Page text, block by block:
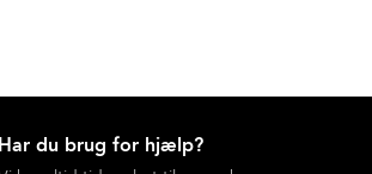
Har du brug for hjælp?